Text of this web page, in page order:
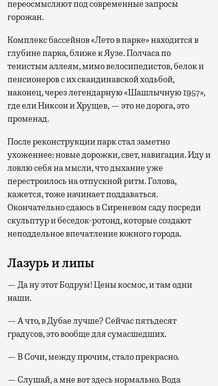
переосмысляют под современные запросы
горожан.
Комплекс бассейнов «Лето в парке» находится в
глубине парка, ближе к Яузе. Полчаса по
тенистым аллеям, мимо велосипедистов, белок и
пенсионеров с их скандинавской ходьбой,
наконец, через легендарную «Шашлычную 1957»,
где ели Никсон и Хрущев, — это не дорога, это
променад.
После реконструкции парк стал заметно
ухоженнее: новые дорожки, свет, навигация. Иду и
ловлю себя на мысли, что дыхание уже
перестроилось на отпускной ритм. Голова,
кажется, тоже начинает поддаваться.
Окончательно сдаюсь в Сиреневом саду посреди
скульптур и беседок-ротонд, которые создают
неподдельное впечатление южного города.
Лазурь и липы
— Да ну этот Бодрум! Цены космос, и там одни
наши.
— А что, в Дубае лучше? Сейчас пятьдесят
градусов, это вообще для сумасшедших.
— В Сочи, между прочим, стало прекрасно.
— Слушай, а мне вот здесь нормально. Вода